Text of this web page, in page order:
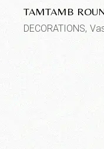
TAMTAMB
DECORATIONS